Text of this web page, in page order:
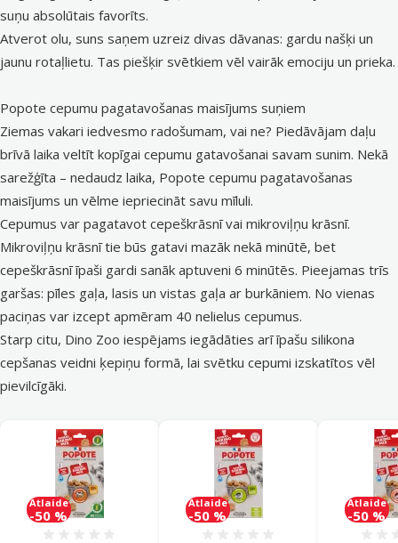
suņu absolūtais favorīts.
Atverot olu, suns saņem uzreiz divas dāvanas: gardu našķi un
jaunu rotaļlietu. Tas piešķir svētkiem vēl vairāk emociju un prieka.
Popote cepumu pagatavošanas maisījums suņiem
Ziemas vakari iedvesmo radošumam, vai ne? Piedāvājam daļu
brīvā laika veltīt kopīgai cepumu gatavošanai savam sunim. Nekā
sarežģīta – nedaudz laika, Popote cepumu pagatavošanas
maisījums un vēlme iepriecināt savu mīluli.
Cepumus var pagatavot cepeškrāsnī vai mikroviļņu krāsnī.
Mikroviļņu krāsnī tie būs gatavi mazāk nekā minūtē, bet
cepeškrāsnī īpaši gardi sanāk aptuveni 6 minūtēs. Pieejamas trīs
garšas: pīles gaļa, lasis un vistas gaļa ar burkāniem. No vienas
paciņas var izcept apmēram 40 nelielus cepumus.
Starp citu, Dino Zoo iespējams iegādāties arī īpašu silikona
cepšanas veidni ķepiņu formā, lai svētku cepumi izskatītos vēl
pievilcīgāki.
Atlaide
-50 %
Atlaide
-50 %
Atlaide
-50 %